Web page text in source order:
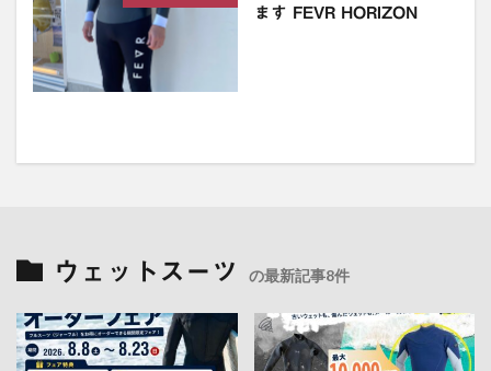
ます FEVR HORIZON
ウェットスーツ の最新記事8件